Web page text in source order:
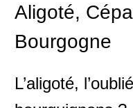
Aligoté,
Bourgogne
L’aligoté,